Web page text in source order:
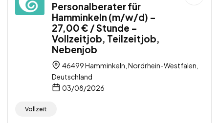
Personalberater für
Hamminkeln (m/w/d) –
27,00 € / Stunde –
Vollzeitjob, Teilzeitjob,
Nebenjob
46499 Hamminkeln, Nordrhein-Westfalen,
Deutschland
03/08/2026
Vollzeit